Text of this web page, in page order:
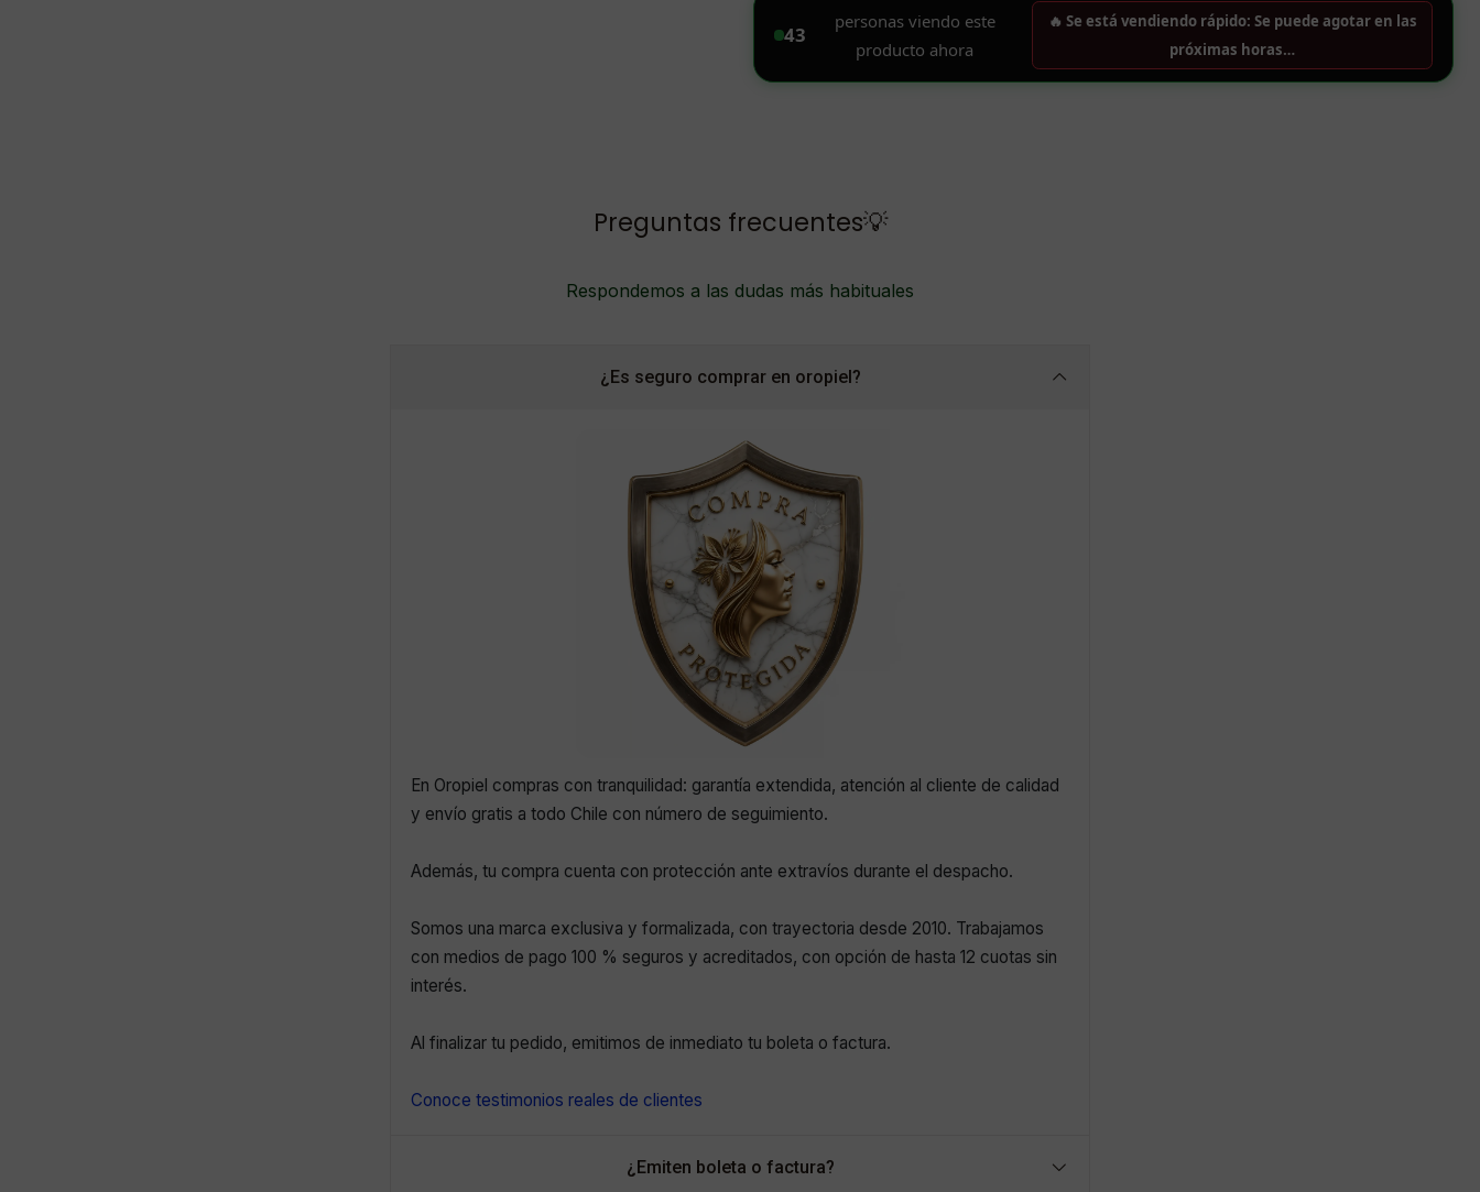
Preguntas frecuentes💡
Respondemos a las dudas más habituales
¿Es seguro comprar en oropiel?
En Oropiel compras con tranquilidad: garantía extendida, atención al cliente de calidad
y envío gratis a todo Chile con número de seguimiento.
Además, tu compra cuenta con protección ante extravíos durante el despacho.
Somos una marca exclusiva y formalizada, con trayectoria desde 2010. Trabajamos
con medios de pago 100 % seguros y acreditados, con opción de hasta 12 cuotas sin
interés.
Al finalizar tu pedido, emitimos de inmediato tu boleta o factura.
Conoce testimonios reales de clientes
¿Emiten boleta o factura?